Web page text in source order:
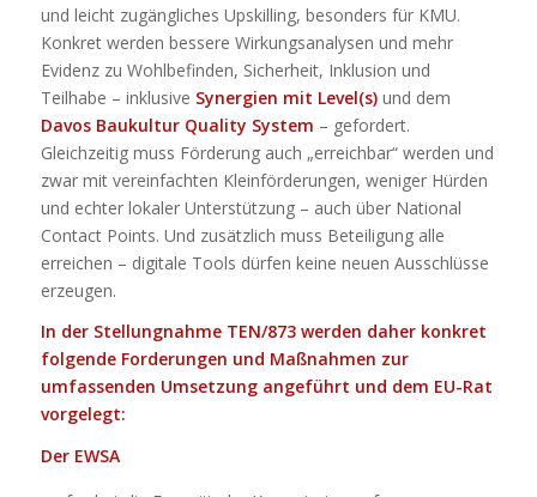
und leicht zugängliches Upskilling, besonders für KMU.
Konkret werden bessere Wirkungsanalysen und mehr
Evidenz zu Wohlbefinden, Sicherheit, Inklusion und
Teilhabe – inklusive Synergien mit Level(s)und dem
Davos Baukultur Quality System – gefordert.
Gleichzeitig muss Förderung auch „erreichbar“ werden und
zwar mit vereinfachten Kleinförderungen, weniger Hürden
und echter lokaler Unterstützung – auch über National
Contact Points. Und zusätzlich muss Beteiligung alle
erreichen – digitale Tools dürfen keine neuen Ausschlüsse
erzeugen.
In der Stellungnahme TEN/873 werden daher konkret
folgende Forderungen und Maßnahmen zur
umfassenden Umsetzung angeführt und dem EU-Rat
vorgelegt:
Der EWSA